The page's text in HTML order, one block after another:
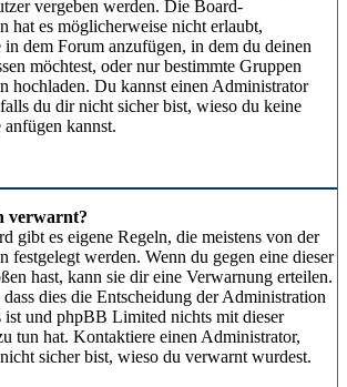
vergeben werden. Die Board-
hat es möglicherweise nicht erlaubt,
in dem Forum anzufügen, in dem du deinen
möchtest, oder nur bestimmte Gruppen
hochladen. Du kannst einen Administrator
du dir nicht sicher bist, wieso du keine
anfügen kannst.
verwarnt?
gibt es eigene Regeln, die meistens von der
festgelegt werden. Wenn du gegen eine dieser
hast, kann sie dir eine Verwarnung erteilen.
dies die Entscheidung der Administration
ist und phpBB Limited nichts mit dieser
tun hat. Kontaktiere einen Administrator,
sicher bist, wieso du verwarnt wurdest.